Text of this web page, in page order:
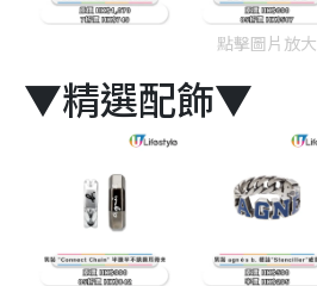
點擊圖片放大
▼精選配飾▼